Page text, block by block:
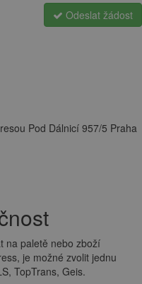
Odeslat žádost
Pod Dálnicí 957/5 Praha
na paletě nebo zboží
je možné zvolit jednu
TopTrans, Geis.